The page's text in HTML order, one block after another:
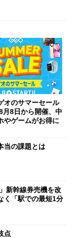
オのサマーセール
月8日から開催、中
やゲームがお得に
当の課題とは
新幹線券売機を改
「駅での最短1分
点